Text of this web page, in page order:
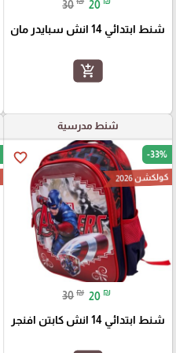
30 20
شنط ابتدائي 14 انش سبايدر مان
add_shopping_cart
شنط مدرسية
favorite_border -33%
كولكشن 2026
30 ₪ 20 ₪
شنط ابتدائي 14 انش كابتن افنجر